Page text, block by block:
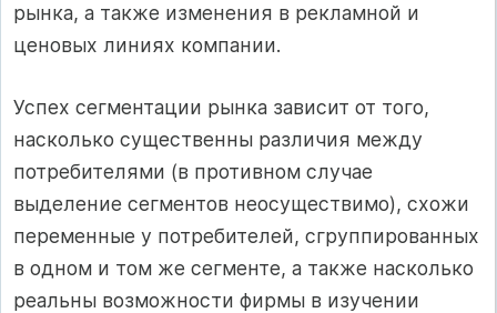
рынка, а также изменения в рекламной и
ценовых линиях компании.
Успех сегментации рынка зависит от того,
насколько существенны различия между
потребителями (в противном случае
выделение сегментов неосуществимо), схожи
переменные у потребителей, сгруппированных
в одном и том же сегменте, а также насколько
реальны возможности фирмы в изучении